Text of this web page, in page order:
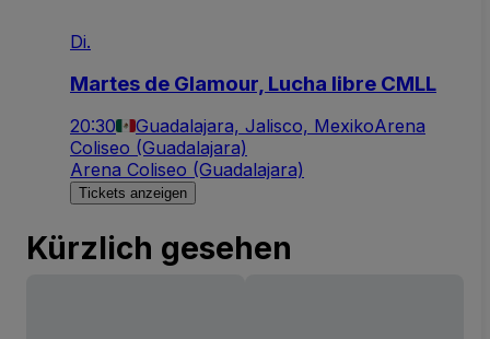
Di.
Martes de Glamour, Lucha libre CMLL
20:30 Guadalajara, Jalisco, MexikoArena
Coliseo (Guadalajara)
Arena Coliseo (Guadalajara)
Tickets anzeigen
Kürzlich gesehen